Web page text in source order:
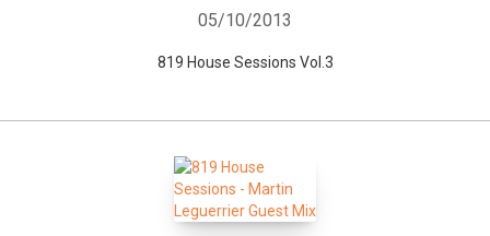
05/10/2013
819 House Sessions Vol.3